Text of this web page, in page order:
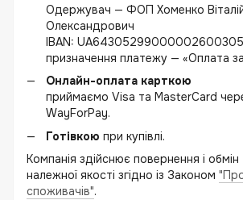
Одержувач — ФОП Хоменко
Олександрович
IBAN:
призначення платежу — «Оплата
Онлайн-оплата карткою
приймаємо Visa та MasterCard
WayForPay.
Готівкою при купівлі.
Компанія здійснює повернення і обмін
належної якості згідно із Законом
споживачів".